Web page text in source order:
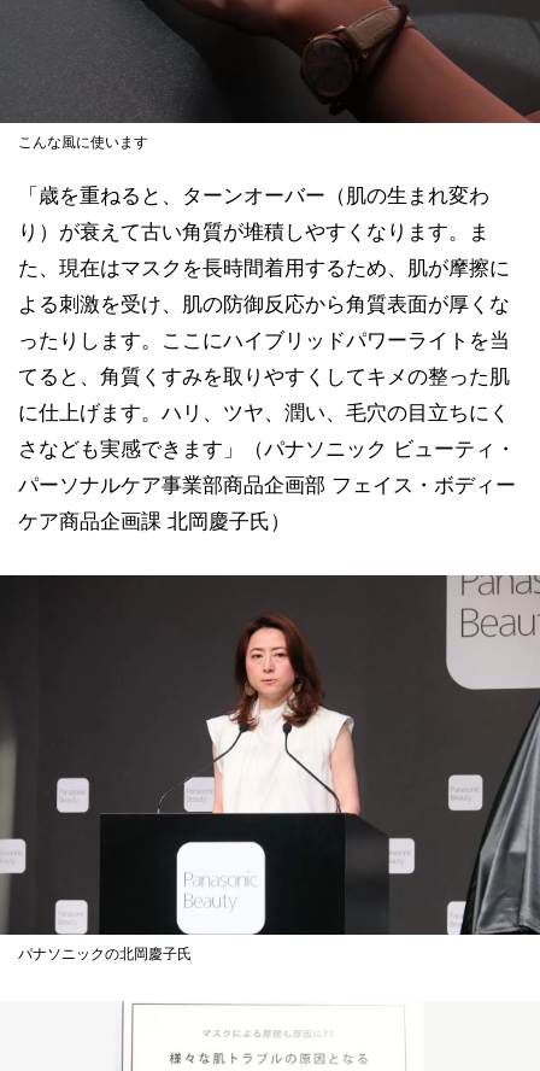
こんな風に使います
「歳を重ねると、ターンオーバー（肌の生まれ変わ
り）が衰えて古い角質が堆積しやすくなります。ま
た、現在はマスクを長時間着用するため、肌が摩擦に
よる刺激を受け、肌の防御反応から角質表面が厚くな
ったりします。ここにハイブリッドパワーライトを当
てると、角質くすみを取りやすくしてキメの整った肌
に仕上げます。ハリ、ツヤ、潤い、毛穴の目立ちにく
さなども実感できます」（パナソニック ビューティ・
パーソナルケア事業部商品企画部 フェイス・ボディー
ケア商品企画課 北岡慶子氏）
パナソニックの北岡慶子氏